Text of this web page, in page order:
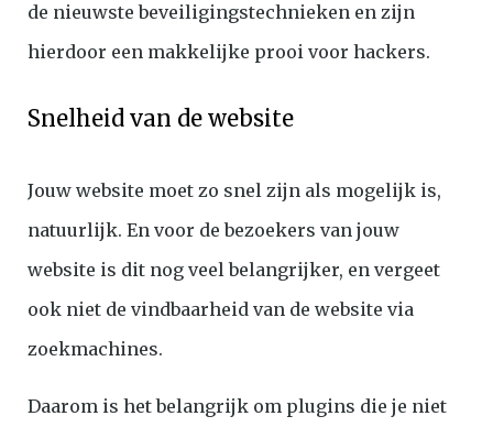
de nieuwste beveiligingstechnieken en zijn
hierdoor een makkelijke prooi voor hackers.
Snelheid van de website
Jouw website moet zo snel zijn als mogelijk is,
natuurlijk. En voor de bezoekers van jouw
website is dit nog veel belangrijker, en vergeet
ook niet de vindbaarheid van de website via
zoekmachines.
Daarom is het belangrijk om plugins die je niet